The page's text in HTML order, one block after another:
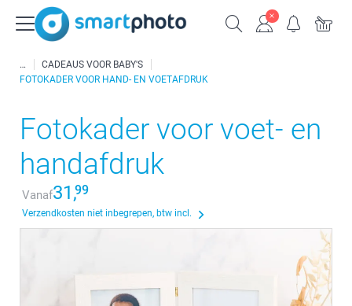
CADEAUS VOOR BABY'S
FOTOKADER VOOR HAND- EN VOETAFDRUK
Fotokader voor voet- en
handafdruk
Vanaf31,99
Verzendkosten niet inbegrepen, btw incl.